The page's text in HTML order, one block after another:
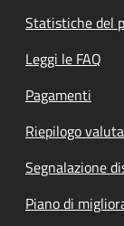
Statistiche del
Leggi le FAQ
Pagamenti
Riepilogo
Segnalazione
Piano di